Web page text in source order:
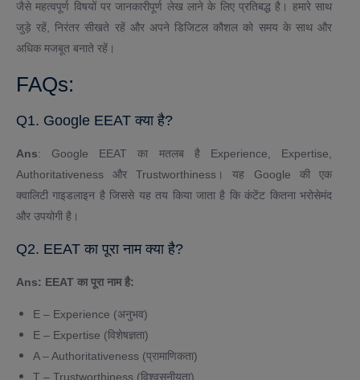
जैसे महत्वपूर्ण विषयों पर जानकारीपूर्ण लेख लाने के लिए प्रतिबद्ध है। हमारे साथ
जुड़े रहें, निरंतर सीखते रहें और अपने डिजिटल कौशल को समय के साथ और
अधिक मजबूत बनाते रहें।
FAQs:
Q1. Google EEAT क्या है?
Ans: Google EEAT का मतलब है Experience, Expertise,
Authoritativeness और Trustworthiness। यह Google की एक
क्वालिटी गाइडलाइन है जिससे यह तय किया जाता है कि कंटेंट कितना भरोसेमंद
और उपयोगी है।
Q2. EEAT का पूरा नाम क्या है?
Ans: EEAT का पूरा नाम है:
E – Experience (अनुभव)
E – Expertise (विशेषज्ञता)
A – Authoritativeness (प्रामाणिकता)
T – Trustworthiness (विश्वसनीयता)